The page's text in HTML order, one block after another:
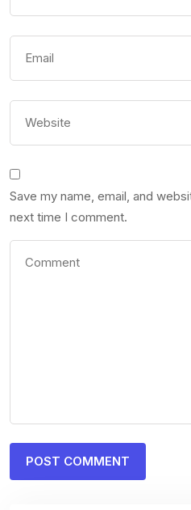
Save my name, email, and
next time I comment.